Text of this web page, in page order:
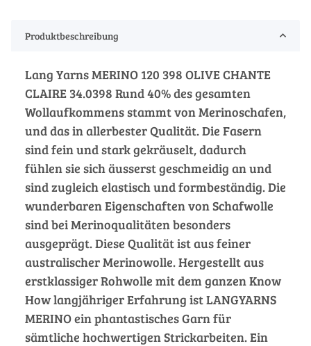
Produktbeschreibung
Lang Yarns MERINO 120 398 OLIVE CHANTE
CLAIRE 34.0398 Rund 40% des gesamten
Wollaufkommens stammt von Merinoschafen,
und das in allerbester Qualität. Die Fasern
sind fein und stark gekräuselt, dadurch
fühlen sie sich äusserst geschmeidig an und
sind zugleich elastisch und formbeständig. Die
wunderbaren Eigenschaften von Schafwolle
sind bei Merinoqualitäten besonders
ausgeprägt. Diese Qualität ist aus feiner
australischer Merinowolle. Hergestellt aus
erstklassiger Rohwolle mit dem ganzen Know
How langjähriger Erfahrung ist LANGYARNS
MERINO ein phantastisches Garn für
sämtliche hochwertigen Strickarbeiten. Ein